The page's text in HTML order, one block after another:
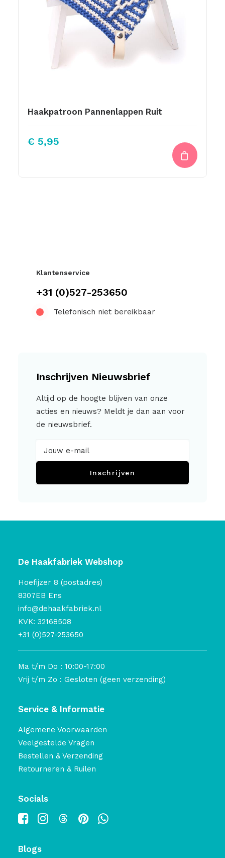
Haakpatroon Pannenlappen Ruit
€ 5,95
Klantenservice
+31 (0)527-253650
Telefonisch niet bereikbaar
Inschrijven Nieuwsbrief
Altijd op de hoogte blijven van onze
acties en nieuws? Meldt je dan aan voor
de nieuwsbrief.
Inschrijven
De Haakfabriek Webshop
Hoefijzer 8 (postadres)
8307EB Ens
info@dehaakfabriek.nl
KVK: 32168508
+31 (0)527-253650
Ma t/m Do : 10:00-17:00
Vrij t/m Zo : Gesloten (geen verzending)
Service & Informatie
Algemene Voorwaarden
Veelgestelde Vragen
Bestellen & Verzending
Retourneren & Ruilen
Socials
Blogs